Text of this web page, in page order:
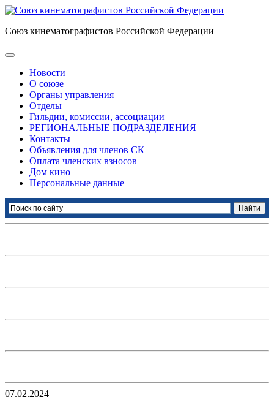
Союз кинематографистов Российской Федерации
Новости
О союзе
Органы управления
Отделы
Гильдии, комиссии, ассоциации
РЕГИОНАЛЬНЫЕ ПОДРАЗДЕЛЕНИЯ
Контакты
Объявления для членов СК
Оплата членских взносов
Дом кино
Персональные данные
07.02.2024